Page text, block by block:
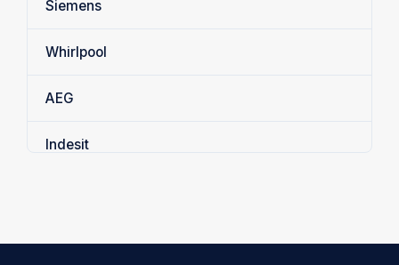
Siemens
Whirlpool
AEG
Indesit